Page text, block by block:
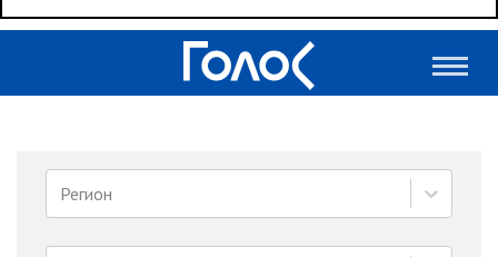
Регион